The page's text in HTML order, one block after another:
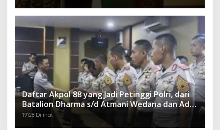
Daftar Akpol 88 yang Jadi Petinggi Polri, dari
Batalion Dharma s/d Atmani Wedana dan Adhi
Pradana
19128 Dilihat